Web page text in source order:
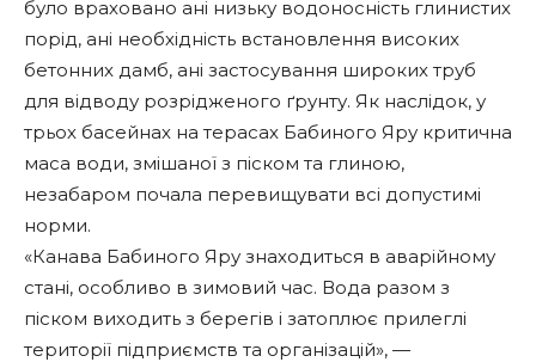
було враховано ані низьку водоносність глинистих
порід, ані необхідність встановлення високих
бетонних дамб, ані застосування широких труб
для відводу розрідженого ґрунту. Як наслідок, у
трьох басейнах на терасах Бабиного Яру критична
маса води, змішаної з піском та глиною,
незабаром почала перевищувати всі допустимі
норми.
«Канава Бабиного Яру знаходиться в аварійному
стані, особливо в зимовий час. Вода разом з
піском виходить з берегів і затоплює прилеглі
території підприємств та організацій», —